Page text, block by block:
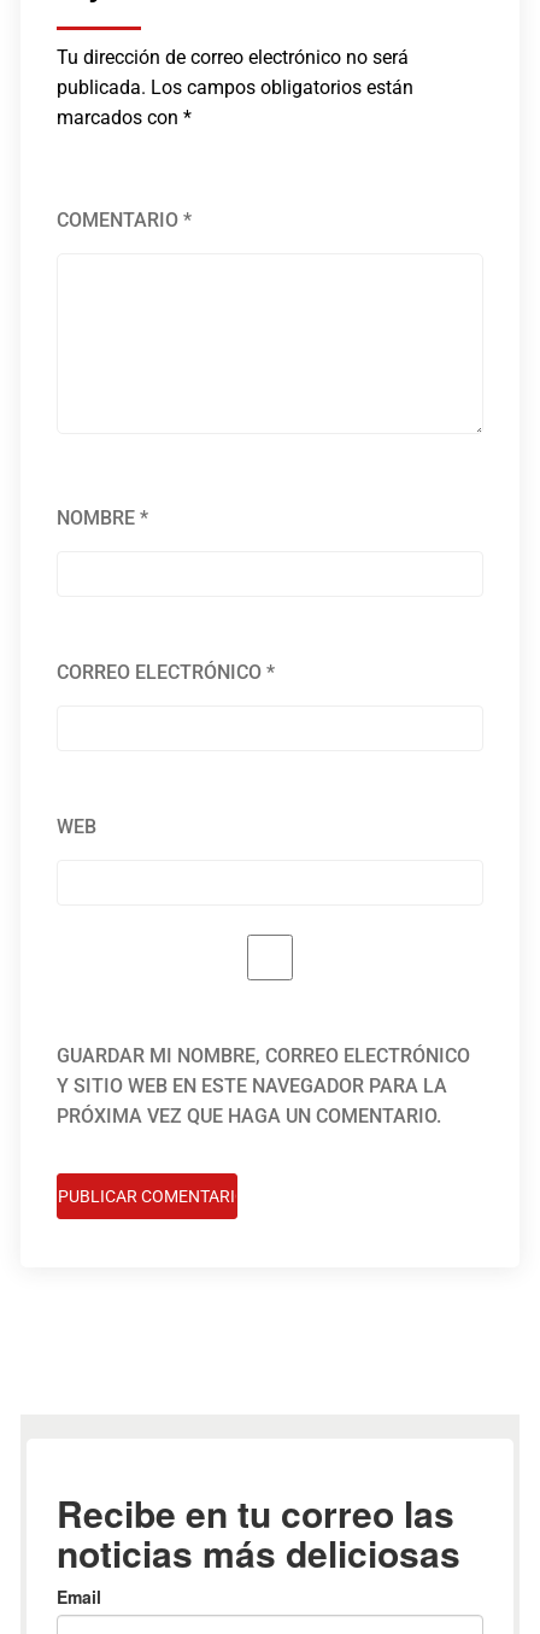
Tu dirección de correo electrónico no será
publicada. Los campos obligatorios están
marcados con*
COMENTARIO*
NOMBRE*
CORREO ELECTRÓNICO*
WEB
GUARDAR MI NOMBRE, CORREO ELECTRÓNICO
Y SITIO WEB EN ESTE NAVEGADOR PARA LA
PRÓXIMA VEZ QUE HAGA UN COMENTARIO.